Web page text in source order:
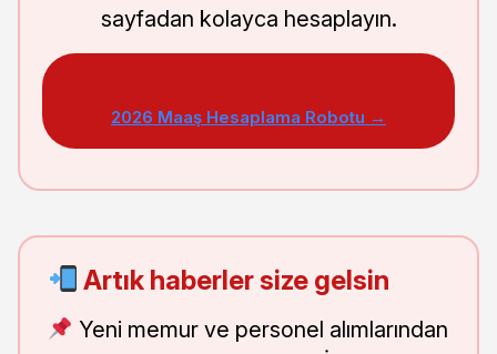
sayfadan kolayca hesaplayın.
2026 Maaş Hesaplama Robotu →
Artık haberler size gelsin
Yeni memur ve personel alımlarından